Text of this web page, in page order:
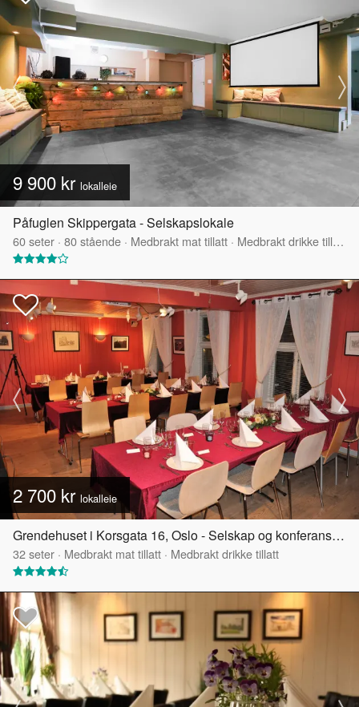
9 900 kr lokalleie
Påfuglen Skippergata - Selskapslokale
60seter · 80stående · Medbrakt mat tillatt · Medbrakt drikke tillatt
2 700 kr lokalleie
Grendehuset i Korsgata 16, Oslo - Selskap og konferanselokale
32seter · Medbrakt mat tillatt · Medbrakt drikke tillatt